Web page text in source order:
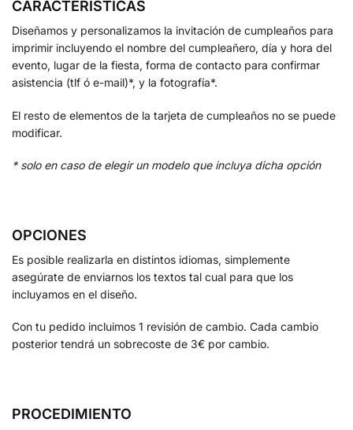
CARACTERÍSTICAS
Diseñamos y personalizamos la invitación de cumpleaños para
imprimir incluyendo el nombre del cumpleañero, día y hora del
evento, lugar de la fiesta, forma de contacto para confirmar
asistencia (tlf ó e-mail)*, y la fotografía*.
El resto de elementos de la tarjeta de cumpleaños no se puede
modificar.
* solo en caso de elegir un modelo que incluya dicha opción
OPCIONES
Es posible realizarla en distintos idiomas, simplemente
asegúrate de enviarnos los textos tal cual para que los
incluyamos en el diseño.
Con tu pedido incluimos 1 revisión de cambio. Cada cambio
posterior tendrá un sobrecoste de 3€ por cambio.
PROCEDIMIENTO